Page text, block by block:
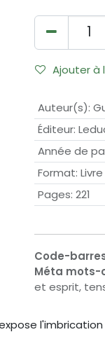
Ajouter à
Auteur(s):
Éditeur:
Année de
Format:
Pages: 221
Code-
Méta mots-
et esprit,